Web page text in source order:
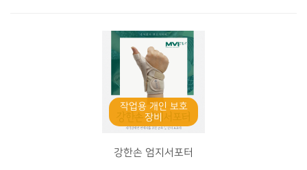
작업용 개인 보호
장비
강한손 엄지서포터